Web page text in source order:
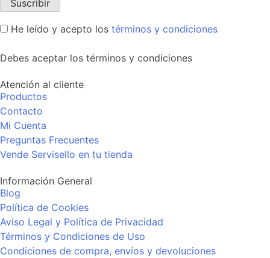
He leído y acepto los términos y condiciones
Debes aceptar los términos y condiciones
Atención al cliente
Productos
Contacto
Mi Cuenta
Preguntas Frecuentes
Vende Servisello en tu tienda
Información General
Blog
Política de Cookies
Aviso Legal y Política de Privacidad
Términos y Condiciones de Uso
Condiciones de compra, envíos y devoluciones